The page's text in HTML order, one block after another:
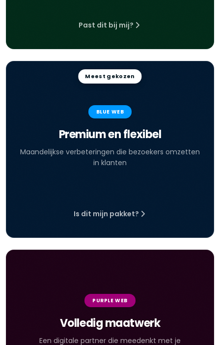
Past dit bij mij?
Meest gekozen
BLUE WEB
Premium en flexibel
Maandelijkse verbeteringen die bezoekers omzetten
in klanten
Is dit mijn pakket?
PURPLE WEB
Volledig maatwerk
Een digitale partner die meedenkt met je